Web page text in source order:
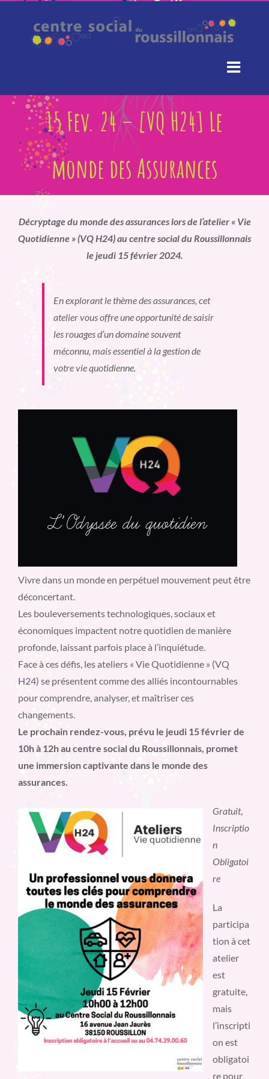
contenu
15 Fev. 24 – [VQ H24] Le
monde des Assurances
Décryptage du monde des assurances lors de l’atelier « Vie
Quotidienne » (VQ H24) au centre social du Roussillonnais
le jeudi 15 février 2024.
En explorant le thème des assurances, cet
atelier vous offre une opportunité de saisir
les rouages d’un domaine souvent
méconnu, mais essentiel à la gestion de
votre vie quotidienne.
Vivre dans un monde en perpétuel mouvement peut être
déconcertant.
Les bouleversements technologiques, sociaux et
économiques impactent notre quotidien de manière
profonde, laissant parfois place à l’inquiétude.
Face à ces défis, les ateliers « Vie Quotidienne » (VQ
H24) se présentent comme des alliés incontournables
pour comprendre, analyser, et maîtriser ces
changements.
Le prochain rendez-vous, prévu le jeudi 15 février de
10h à 12h au centre social du Roussillonnais, promet
une immersion captivante dans le monde des
assurances.
Gratuit,
Inscriptio
n
Obligatoi
re
La
participa
tion à cet
atelier
est
gratuite,
mais
l’inscripti
on est
obligatoi
re pour